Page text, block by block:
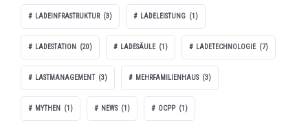
LADEINFRASTRUKTUR (3) LADELEISTUNG (1)
LADESTATION (20) LADESÄULE (1) LADETECHNOLOGIE (7)
LASTMANAGEMENT (3) MEHRFAMILIENHAUS (3)
MYTHEN (1) NEWS (1) OCPP (1)